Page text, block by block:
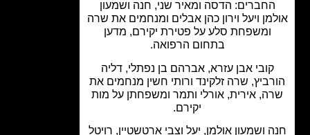
הדסה ומאיר שני, חנה ושמעון
ויעל וירון כהן אבלים ומנחמים את שרה
ומשפחת סלע על פטירת יקירם, מדען
בתחום הרפואה.
קובי אבן עזרא, אברהם בן נפתלי, דליה
שרה זלקינד ורותי חשין מנחמים את
אירית, אורלי ותמר ומשפחתן על מות
ושמעון אולמן, יעל וצבי ארטשטיין, רויטל